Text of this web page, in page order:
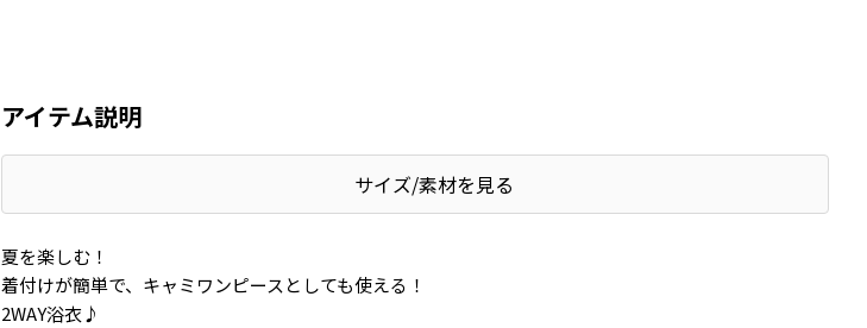
アイテム説明
サイズ/素材を見る
夏を楽しむ！
着付けが簡単で、キャミワンピースとしても使える！
2WAY浴衣♪